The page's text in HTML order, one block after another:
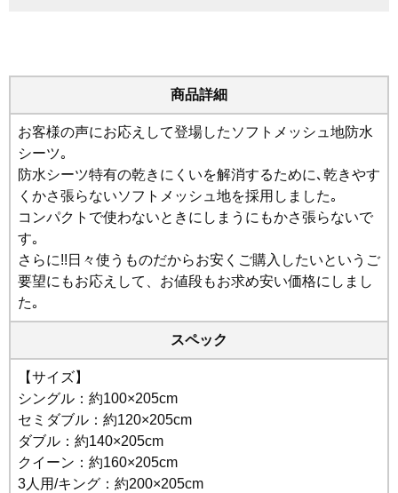
商品詳細
お客様の声にお応えして登場したソフトメッシュ地防水
シーツ｡
防水シーツ特有の乾きにくいを解消するために､乾きやす
くかさ張らないソフトメッシュ地を採用しました｡
コンパクトで使わないときにしまうにもかさ張らないで
す｡
さらに!!日々使うものだからお安くご購入したいというご
要望にもお応えして、お値段もお求め安い価格にしまし
た｡
スペック
【サイズ】
シングル：約100×205cm
セミダブル：約120×205cm
ダブル：約140×205cm
クイーン：約160×205cm
3人用/キング：約200×205cm